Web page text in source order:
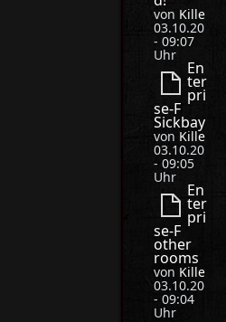
von Kille
03.10.20
- 09:07
Uhr
En
ter
pri
se-F
Sickbay
von Kille
03.10.20
- 09:05
Uhr
En
ter
pri
se-F
other
rooms
von Kille
03.10.20
- 09:04
Uhr